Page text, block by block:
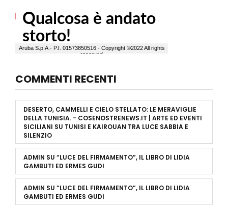
COMMENTI RECENTI
DESERTO, CAMMELLI E CIELO STELLATO: LE MERAVIGLIE
DELLA TUNISIA. - COSENOSTRENEWS.IT | ARTE ED EVENTI
SICILIANI SU TUNISI E KAIROUAN TRA LUCE SABBIA E
SILENZIO
ADMIN SU “LUCE DEL FIRMAMENTO”, IL LIBRO DI LIDIA
GAMBUTI ED ERMES GUDI
ADMIN SU “LUCE DEL FIRMAMENTO”, IL LIBRO DI LIDIA
GAMBUTI ED ERMES GUDI